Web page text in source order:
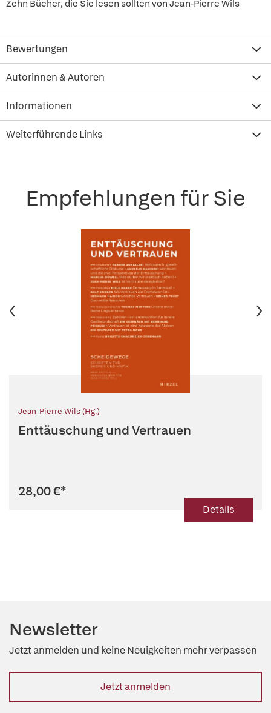
Zehn Bücher, die Sie lesen sollten von Jean-Pierre Wils
Bewertungen
Autorinnen & Autoren
Informationen
Weiterführende Links
Empfehlungen für Sie
Jean-Pierre Wils (Hg.)
Enttäuschung und Vertrauen
28,00 €*
Details
Newsletter
Jetzt anmelden und keine Neuigkeiten mehr verpassen
Jetzt anmelden